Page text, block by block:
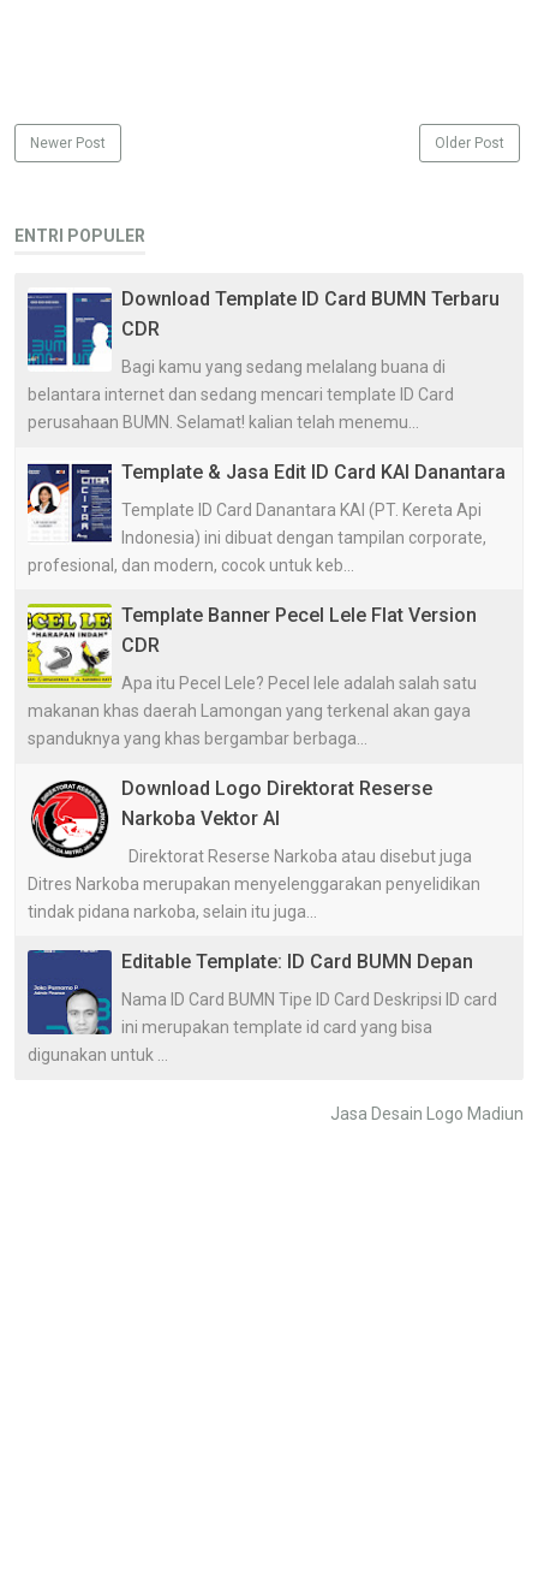
Newer Post Older Post
ENTRI POPULER
Download Template ID Card BUMN Terbaru
CDR
Bagi kamu yang sedang melalang buana di
belantara internet dan sedang mencari template ID Card
perusahaan BUMN. Selamat! kalian telah menemu...
Template & Jasa Edit ID Card KAI Danantara
Template ID Card Danantara KAI (PT. Kereta Api
Indonesia) ini dibuat dengan tampilan corporate,
profesional, dan modern, cocok untuk keb...
Template Banner Pecel Lele Flat Version
CDR
Apa itu Pecel Lele? Pecel lele adalah salah satu
makanan khas daerah Lamongan yang terkenal akan gaya
spanduknya yang khas bergambar berbaga...
Download Logo Direktorat Reserse
Narkoba Vektor AI
Direktorat Reserse Narkoba atau disebut juga
Ditres Narkoba merupakan menyelenggarakan penyelidikan
tindak pidana narkoba, selain itu juga...
Editable Template: ID Card BUMN Depan
Nama ID Card BUMN Tipe ID Card Deskripsi ID card
ini merupakan template id card yang bisa
digunakan untuk ...
Jasa Desain Logo Madiun